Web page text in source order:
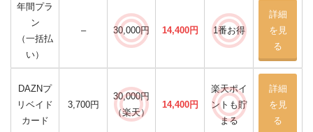
年間プラ
ン
（一括払
い）
– 30,000円 14,400円 1番お得
詳細
を見
る
DAZNプ
リベイド
カード
3,700円
30,000円
（楽天）
14,400円
楽天ポイ
ントも貯
まる
詳細
を見
る